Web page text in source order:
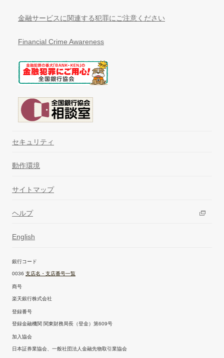
金融サービスに関連する犯罪にご注意ください
Financial Crime Awareness
セキュリティ
動作環境
サイトマップ
ヘルプ
English
銀行コード
0036 支店名・支店番号一覧
商号
楽天銀行株式会社
登録番号
登録金融機関 関東財務局長（登金）第609号
加入協会
日本証券業協会、一般社団法人金融先物取引業協会